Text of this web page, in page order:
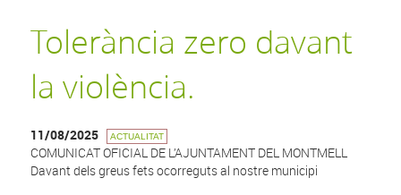
Tolerància zero davant
la violència.
11/08/2025 ACTUALITAT
COMUNICAT OFICIAL DE L’AJUNTAMENT DEL MONTMELL
Davant dels greus fets ocorreguts al nostre municipi